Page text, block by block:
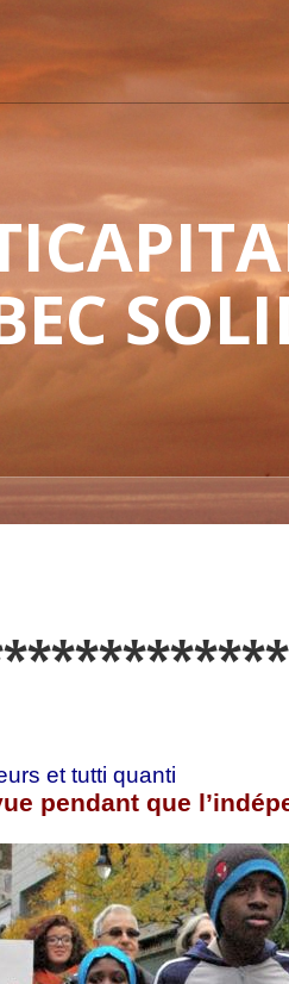
et tutti quanti
pendant que